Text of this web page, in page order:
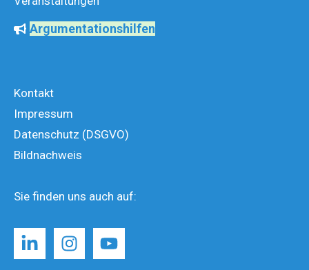
Argumentationshilfen
Kontakt
Impressum
Datenschutz (DSGVO)
Bildnachweis
Sie finden uns auch auf: